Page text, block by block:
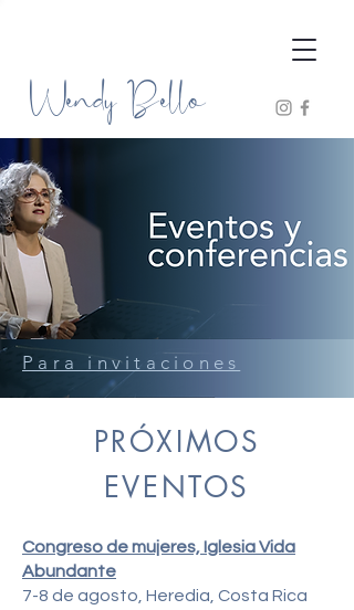
Wendy Bello
Para invitaciones
PRÓXIMOS
EVENTOS
Congreso de mujeres, Iglesia Vida
Abundante
7-8 de agosto, Heredia, Costa Rica